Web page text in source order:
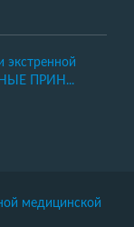
экстренной
ПРИН...
медицинской